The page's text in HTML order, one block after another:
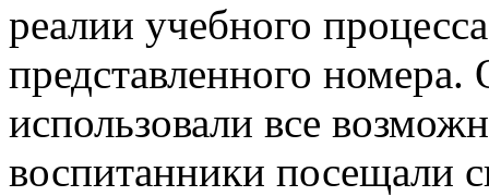
реалии учебного
представленного
использовали все
воспитанники посещали